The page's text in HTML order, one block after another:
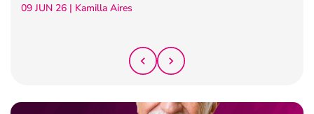
09 JUN 26 | Kamilla Aires